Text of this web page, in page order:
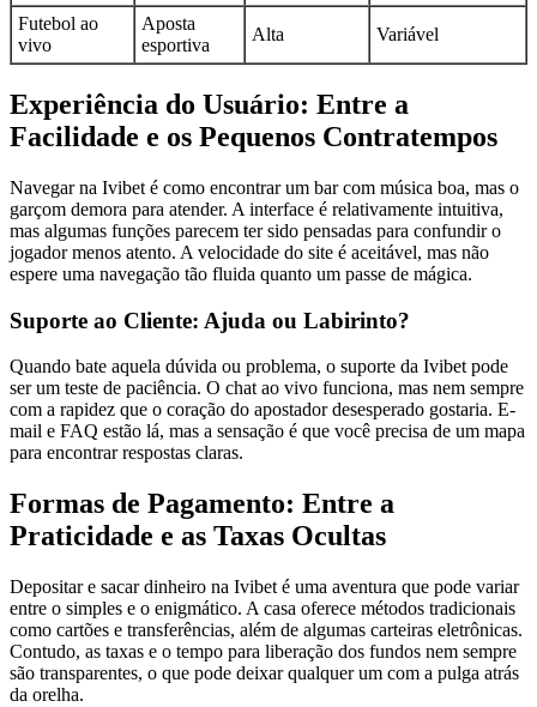
Futebol ao
vivo
Aposta
esportiva
Alta Variável
Experiência do Usuário: Entre a
Facilidade e os Pequenos Contratempos
Navegar na Ivibet é como encontrar um bar com música boa, mas o
garçom demora para atender. A interface é relativamente intuitiva,
mas algumas funções parecem ter sido pensadas para confundir o
jogador menos atento. A velocidade do site é aceitável, mas não
espere uma navegação tão fluida quanto um passe de mágica.
Suporte ao Cliente: Ajuda ou Labirinto?
Quando bate aquela dúvida ou problema, o suporte da Ivibet pode
ser um teste de paciência. O chat ao vivo funciona, mas nem sempre
com a rapidez que o coração do apostador desesperado gostaria. E-
mail e FAQ estão lá, mas a sensação é que você precisa de um mapa
para encontrar respostas claras.
Formas de Pagamento: Entre a
Praticidade e as Taxas Ocultas
Depositar e sacar dinheiro na Ivibet é uma aventura que pode variar
entre o simples e o enigmático. A casa oferece métodos tradicionais
como cartões e transferências, além de algumas carteiras eletrônicas.
Contudo, as taxas e o tempo para liberação dos fundos nem sempre
são transparentes, o que pode deixar qualquer um com a pulga atrás
da orelha.